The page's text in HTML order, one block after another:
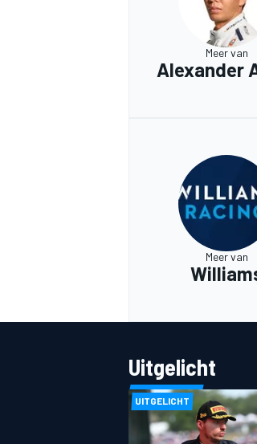
Meer van
Alexander
Meer van
Uitgelicht
UITGELICHT